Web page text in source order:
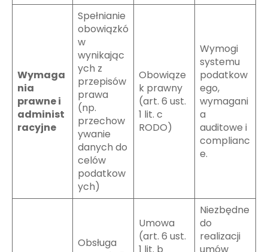
Wymaga
nia
prawne i
administ
racyjne
Spełnianie
obowiązkó
w
wynikając
ych z
przepisów
prawa
(np.
przechow
ywanie
danych do
celów
podatkow
ych)
Obowiąze
k prawny
(art. 6 ust.
1 lit. c
RODO)
Wymogi
systemu
podatkow
ego,
wymagani
a
auditowe i
complianc
e.
Obsługa
Umowa
(art. 6 ust.
1 lit. b
Niezbędne
do
realizacji
umów